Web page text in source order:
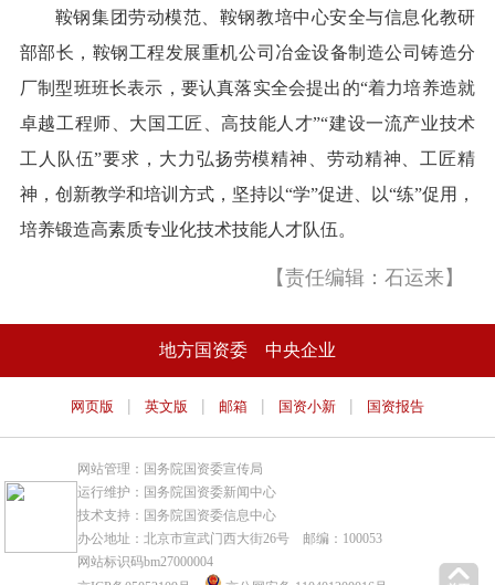
鞍钢集团劳动模范、鞍钢教培中心安全与信息化教研
部部长，鞍钢工程发展重机公司冶金设备制造公司铸造分
厂制型班班长表示，要认真落实全会提出的“着力培养造就
卓越工程师、大国工匠、高技能人才”“建设一流产业技术
工人队伍”要求，大力弘扬劳模精神、劳动精神、工匠精
神，创新教学和培训方式，坚持以“学”促进、以“练”促用，
培养锻造高素质专业化技术技能人才队伍。
【责任编辑：石运来】
地方国资委 中央企业
网页版 | 英文版 | 邮箱 | 国资小新 | 国资报告
网站管理：国务院国资委宣传局
运行维护：国务院国资委新闻中心
技术支持：国务院国资委信息中心
办公地址：北京市宣武门西大街26号 邮编：100053
网站标识码bm27000004